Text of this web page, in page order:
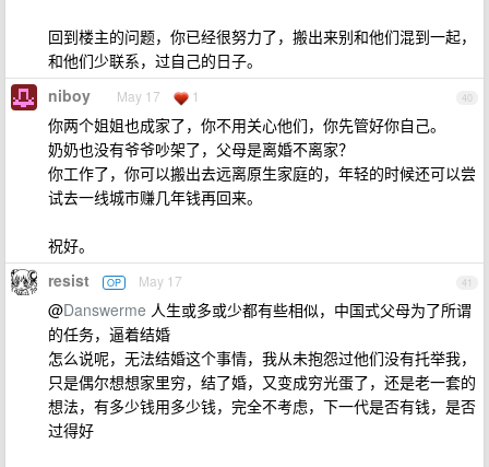
回到楼主的问题，你已经很努力了，搬出来别和他们混到一起，
和他们少联系，过自己的日子。
40
niboy May 17 1
你两个姐姐也成家了，你不用关心他们，你先管好你自己。
奶奶也没有爷爷吵架了，父母是离婚不离家？
你工作了，你可以搬出去远离原生家庭的，年轻的时候还可以尝
试去一线城市赚几年钱再回来。
祝好。
41
resist OP May 17
@Danswerme 人生或多或少都有些相似，中国式父母为了所谓
的任务，逼着结婚
怎么说呢，无法结婚这个事情，我从未抱怨过他们没有托举我，
只是偶尔想想家里穷，结了婚，又变成穷光蛋了，还是老一套的
想法，有多少钱用多少钱，完全不考虑，下一代是否有钱，是否
过得好